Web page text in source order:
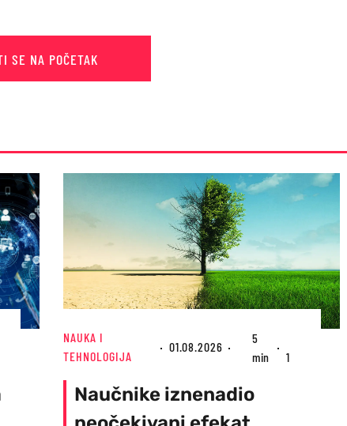
SE NA POČETAK
NAUKA I
TEHNOLOGIJA
01.08.2026
5
min
1
Naučnike iznenadio